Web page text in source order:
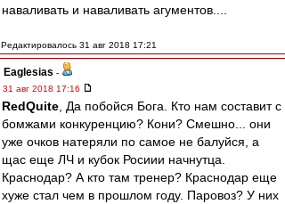
наваливать и наваливать агументов....
Редактировалось 31 авг 2018 17:21
Eaglesias -
31 авг 2018 17:16
RedQuite , Да побойся Бога. Кто нам составит с
бомжами конкуренцию? Кони? Смешно... они
уже очков натеряли по самое не балуйся, а
щас еще ЛЧ и кубок Росиии начнутца.
Краснодар? А кто там тренер? Краснодар еще
хуже стал чем в прошлом году. Паровоз? У них